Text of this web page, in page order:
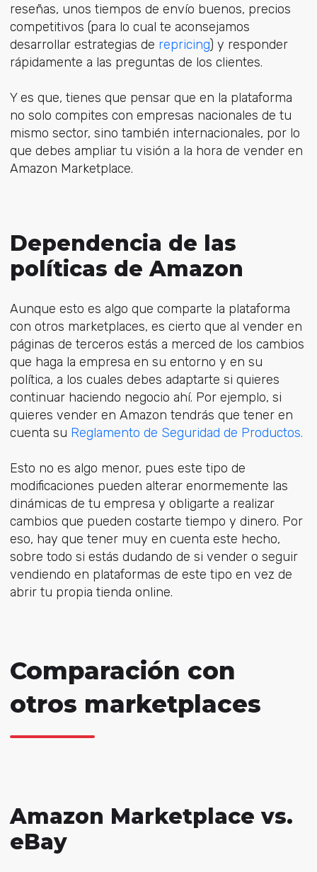
reseñas, unos tiempos de envío buenos, precios
competitivos (para lo cual te aconsejamos
desarrollar estrategias de repricing) y responder
rápidamente a las preguntas de los clientes.
Y es que, tienes que pensar que en la plataforma
no solo compites con empresas nacionales de tu
mismo sector, sino también internacionales, por lo
que debes ampliar tu visión a la hora de vender en
Amazon Marketplace.
Dependencia de las
políticas de Amazon
Aunque esto es algo que comparte la plataforma
con otros marketplaces, es cierto que al vender en
páginas de terceros estás a merced de los cambios
que haga la empresa en su entorno y en su
política, a los cuales debes adaptarte si quieres
continuar haciendo negocio ahí. Por ejemplo, si
quieres vender en Amazon tendrás que tener en
cuenta su Reglamento de Seguridad de Productos.
Esto no es algo menor, pues este tipo de
modificaciones pueden alterar enormemente las
dinámicas de tu empresa y obligarte a realizar
cambios que pueden costarte tiempo y dinero. Por
eso, hay que tener muy en cuenta este hecho,
sobre todo si estás dudando de si vender o seguir
vendiendo en plataformas de este tipo en vez de
abrir tu propia tienda online.
Comparación con
otros marketplaces
Amazon Marketplace vs.
eBay